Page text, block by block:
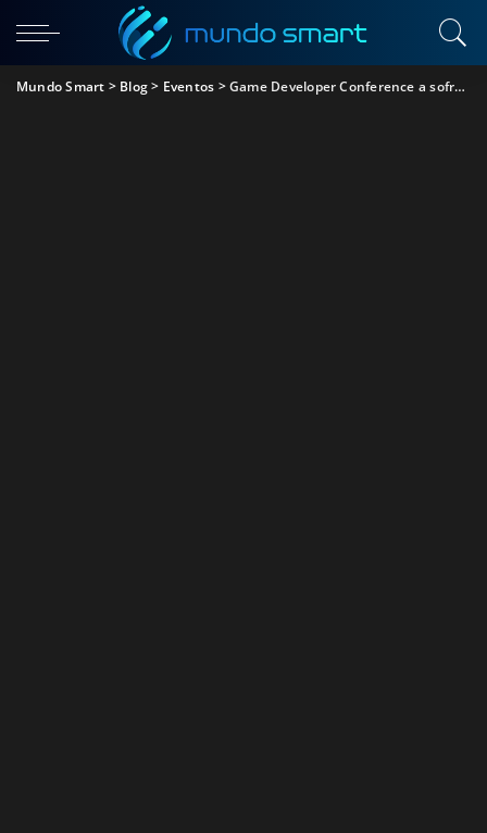
Mundo Smart > Blog> Eventos >Game Developer Conference a sofrer com o COVID-19